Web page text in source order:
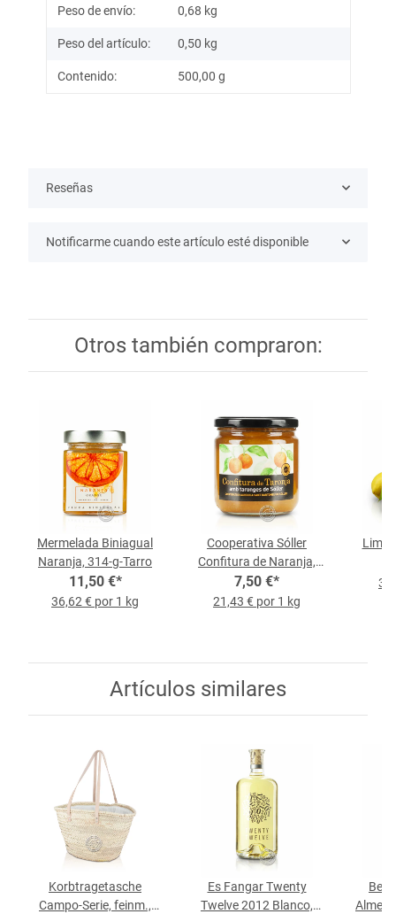
Información del artículo
Valor
Peso de envío: 0,68 kg
Peso del artículo: 0,50 kg
Contenido: 500,00 g
Reseñas
Notificarme cuando este artículo esté disponible
Otros también compraron:
Mermelada Biniagual
Naranja, 314-g-Tarro
11,50 €*
36,62 € por 1 kg
Cooperativa Sóller
Confitura de Naranja,
Frasco de 350 g
7,50 €*
21,43 € por 1 kg
Artículos similares
Korbtragetasche
Campo-Serie, feinm.,
Es Fangar Twenty
Twelve 2012 Blanco,